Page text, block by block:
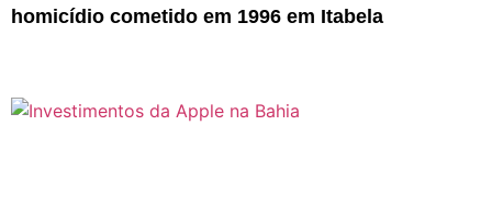
homicídio cometido em 1996 em Itabela